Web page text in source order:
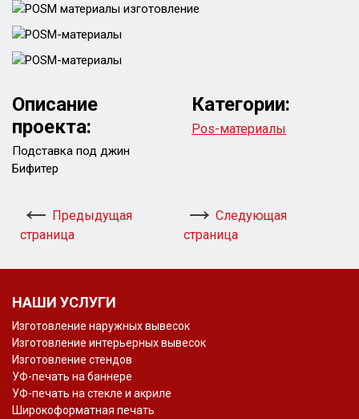
Описание
проекта:
Подставка под джин
Бифитер
Категории:
Pos-материалы
Предыдущая
страница
Следующая
страница
НАШИ УСЛУГИ
Изготовление наружных вывесок
Изготовление интерьерных вывесок
Изготовление стендов
УФ-печать на баннере
УФ-печать на стекле и акриле
Широкоформатная печать